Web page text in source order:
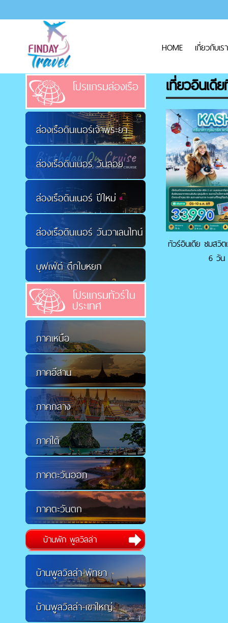
HOME เกี่ยวกับเรา
โปรแกรมล่องเรือ
ล่องเรือดินเนอร์เจ้าพระยา
ล่องเรือดินเนอร์ วันลอย
กระทง
ล่องเรือดินเนอร์ ปีใหม่
ล่องเรือดินเนอร์ วันวาเลนไทน์
บุฟเฟ่ต์ ตึกใบหยก
โปรแกรมทัวร์ใน
ประเทศ
ภาคเหนือ
ภาคอีสาน
ภาคกลาง
ภาคใต้
ภาคตะวันออก
ภาคตะวันตก
บ้านพัก พูลวิลล่า
บ้านพูลวิลล่า-พัทยา
บ้านพูลวิลล่า-เขาใหญ่
เที่ยวอินเดี
ทัวร์อินเดีย ชมสวิต
6 วั